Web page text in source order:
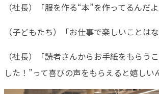
（社長）「服を作る“本”を作ってるんだよ
（子どもたち）「お仕事で楽しいことは
（社長）「読者さんからお手紙をもらう
した！”って喜びの声をもらえると嬉しい